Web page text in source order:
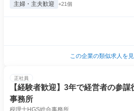
主婦・主夫歓迎 +21個
この企業の類似求人を
正社員
【経験者歓迎】3年で経営者の参
事務所
税理士HGS総合事務所